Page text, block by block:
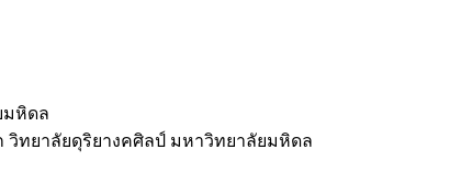
มหิดล
ทยาลัยดุริยางคศิลป์ มหาวิทยาลัยมหิดล